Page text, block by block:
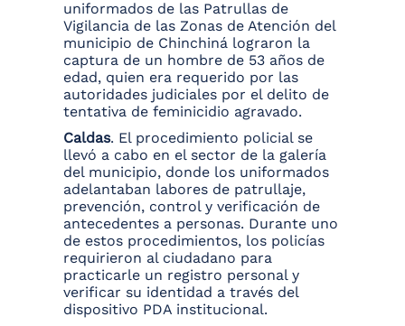
uniformados de las Patrullas de
Vigilancia de las Zonas de Atención del
municipio de Chinchiná lograron la
captura de un hombre de 53 años de
edad, quien era requerido por las
autoridades judiciales por el delito de
tentativa de feminicidio agravado.
Caldas. El procedimiento policial se
llevó a cabo en el sector de la galería
del municipio, donde los uniformados
adelantaban labores de patrullaje,
prevención, control y verificación de
antecedentes a personas. Durante uno
de estos procedimientos, los policías
requirieron al ciudadano para
practicarle un registro personal y
verificar su identidad a través del
dispositivo PDA institucional.